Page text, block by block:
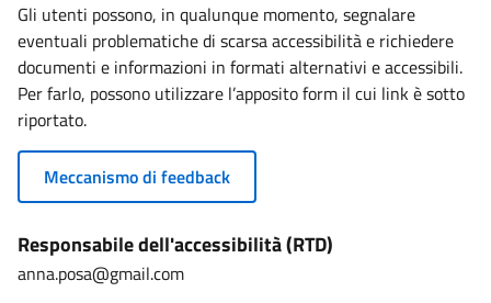
Gli utenti possono, in qualunque momento, segnalare
eventuali problematiche di scarsa accessibilità e richiedere
documenti e informazioni in formati alternativi e accessibili.
Per farlo, possono utilizzare l’apposito form il cui link è sotto
riportato.
Meccanismo di feedback
Responsabile dell'accessibilità (RTD)
anna.posa@gmail.com